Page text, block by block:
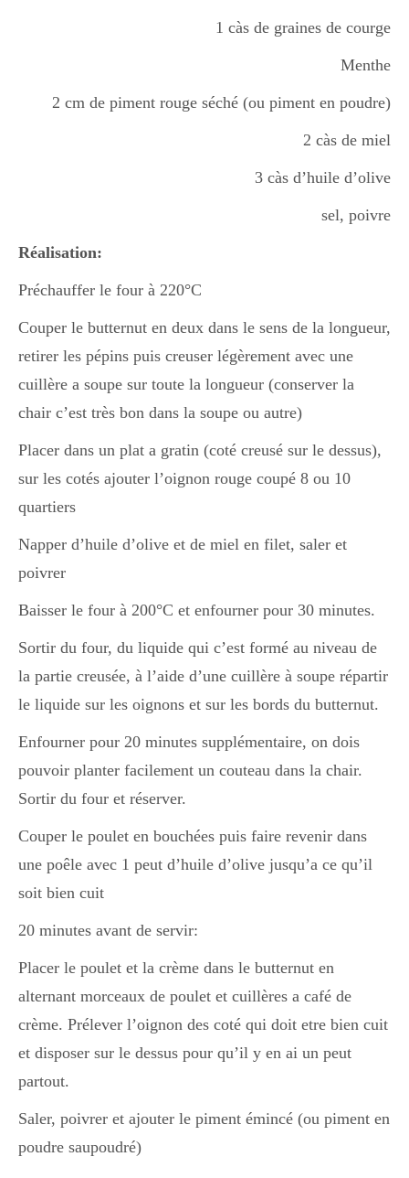
Halloween
Japon
Boulette
1 càs de graines de courge
Menthe
2 cm de piment rouge séché (ou piment en poudre)
2 càs de miel
3 càs d’huile d’olive
sel, poivre
Réalisation:
Préchauffer le four à 220°C
Couper le butternut en deux dans le sens de la longueur,
retirer les pépins puis creuser légèrement avec une
cuillère a soupe sur toute la longueur (conserver la
chair c’est très bon dans la soupe ou autre)
Placer dans un plat a gratin (coté creusé sur le dessus),
sur les cotés ajouter l’oignon rouge coupé 8 ou 10
quartiers
Napper d’huile d’olive et de miel en filet, saler et
poivrer
Baisser le four à 200°C et enfourner pour 30 minutes.
Sortir du four, du liquide qui c’est formé au niveau de
la partie creusée, à l’aide d’une cuillère à soupe répartir
le liquide sur les oignons et sur les bords du butternut.
Enfourner pour 20 minutes supplémentaire, on dois
pouvoir planter facilement un couteau dans la chair.
Sortir du four et réserver.
Couper le poulet en bouchées puis faire revenir dans
une poêle avec 1 peut d’huile d’olive jusqu’a ce qu’il
soit bien cuit
20 minutes avant de servir:
Placer le poulet et la crème dans le butternut en
alternant morceaux de poulet et cuillères a café de
crème. Prélever l’oignon des coté qui doit etre bien cuit
et disposer sur le dessus pour qu’il y en ai un peut
partout.
Saler, poivrer et ajouter le piment émincé (ou piment en
poudre saupoudré)